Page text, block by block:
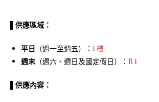
▌供應區域：
平日 （週一至週五）： 1 樓
週末 （週六、週日及國定假日）： B 1
供應內容：